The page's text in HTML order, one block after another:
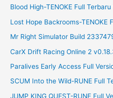
Blood High-TENOKE Full Terbaru
Lost Hope Backrooms-TENOKE
Mr Right Simulator Build
CarX Drift Racing Online 2
Paralives Early Access Full
SCUM Into the Wild-RUNE Full
JUMP KING QUEST-RUNE Full